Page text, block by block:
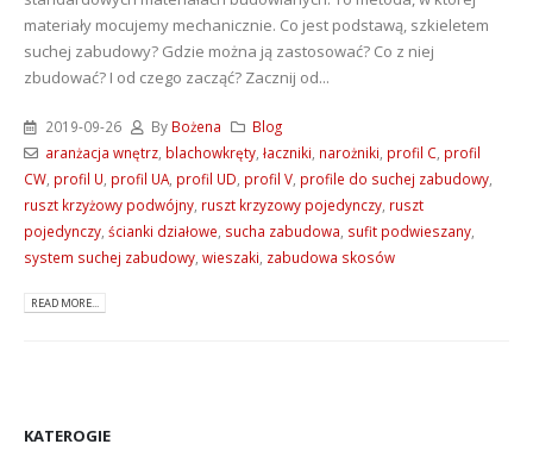
materiały mocujemy mechanicznie. Co jest podstawą, szkieletem
suchej zabudowy? Gdzie można ją zastosować? Co z niej
zbudować? I od czego zacząć? Zacznij od...
2019-09-26 By Bożena
Blog
aranżacja wnętrz, blachowkręty, łaczniki narożniki profil C, profil
CW profil U profil UA profil UD profil V profile do suchej zabudowy
ruszt krzyżowy podwójny ruszt krzyzowy pojedynczy ruszt
pojedynczy ścianki działowe sucha zabudowa sufit podwieszany
system suchej zabudowy wieszaki zabudowa skosów
READ MORE...
KATEROGIE